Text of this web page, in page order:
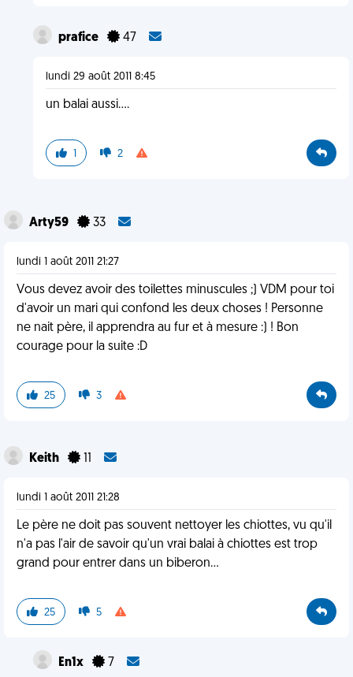
prafice 47
lundi 29 août 2011 8:45
un balai aussi....
1 2
Arty59 33
lundi 1 août 2011 21:27
Vous devez avoir des toilettes minuscules ;) VDM pour toi
d'avoir un mari qui confond les deux choses ! Personne
ne nait père, il apprendra au fur et à mesure :) ! Bon
courage pour la suite :D
25 3
Keith
lundi 1 août 2011 21:28
Le père ne doit pas souvent nettoyer les chiottes, vu qu'il
n'a pas l'air de savoir qu'un vrai balai à chiottes est trop
grand pour entrer dans un biberon…
25 5
En1x 7